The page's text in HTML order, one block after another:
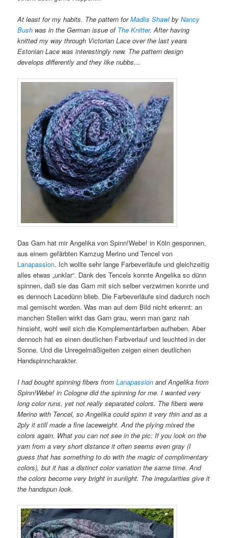
At least for my habits. The pattern forMadlis ShawlbyNancy
Bush was in the German issue of The Knitter. After having
knitted my way through Victorian Lace over the last years
Estonian Lace was interestingly new. The pattern design
develops differently and they like nubbs…
Das Garn hat mir Angelika von Spinn!Webe! in Köln gesponnen,
aus einem gefärbten Kamzug Merino und Tencel von
Lanapassion. Ich wollte sehr lange Farbeverläufe und gleichzeitig
alles etwas „unklar“. Dank des Tencels konnte Angelika so dünn
spinnen, daß sie das Garn mit sich selber verzwirnen konnte und
es dennoch Lacedünn blieb. Die Farbeverläufe sind dadurch noch
mal gemischt worden. Was man auf dem Bild nicht erkennt: an
manchen Stellen wirkt das Garn grau, wenn man ganz nah
hinsieht, wohl weil sich die Komplementärfarben aufheben. Aber
dennoch hat es einen deutlichen Farbverlauf und leuchted in der
Sonne. Und die Unregelmäßigeiten zeigen einen deutlichen
Handspinncharakter.
I had bought spinning fibers fromLanapassion and Angelika from
Spinn!Webe! in Cologne did the spinning for me. I wanted very
long color runs, yet not really separated colors. The fibers were
Merino with Tencel, so Angelika could spinn it very thin and as a
2ply it still made a fine laceweight. And the plying mixed the
colors again. What you can not see in the pic: If you look on the
yarn from a very short distance it often seems even gray (I
guess that has something to do with the magic of complimentary
colors), but it has a distinct color variation the same time. And
the colors become very bright in sunlight. The irregularities give it
the handspun look.